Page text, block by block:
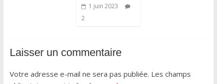
1 juin 2023
2
Laisser un commentaire
Votre adresse e-mail ne sera pas publiée. Les champs